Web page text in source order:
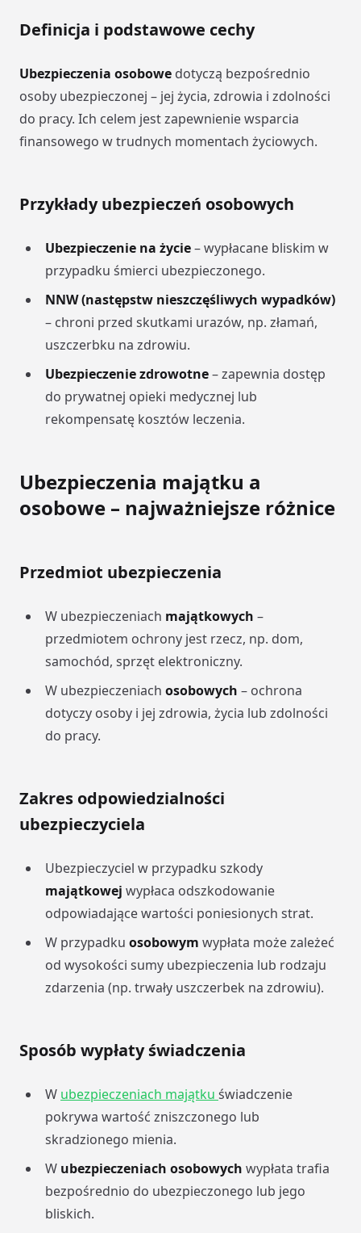
Definicja i podstawowe cechy
Ubezpieczenia osobowe dotyczą bezpośrednio
osoby ubezpieczonej – jej życia, zdrowia i zdolności
do pracy. Ich celem jest zapewnienie wsparcia
finansowego w trudnych momentach życiowych.
Przykłady ubezpieczeń osobowych
Ubezpieczenie na życie– wypłacane bliskim w
przypadku śmierci ubezpieczonego.
NNW (następstw nieszczęśliwych wypadków)
– chroni przed skutkami urazów, np. złamań,
uszczerbku na zdrowiu.
Ubezpieczenie zdrowotne– zapewnia dostęp
do prywatnej opieki medycznej lub
rekompensatę kosztów leczenia.
Ubezpieczenia majątku a
osobowe – najważniejsze różnice
Przedmiot ubezpieczenia
W ubezpieczeniach majątkowych –
przedmiotem ochrony jest rzecz, np. dom,
samochód, sprzęt elektroniczny.
W ubezpieczeniach osobowych – ochrona
dotyczy osoby i jej zdrowia, życia lub zdolności
do pracy.
Zakres odpowiedzialności
ubezpieczyciela
Ubezpieczyciel w przypadku szkody
majątkowej wypłaca odszkodowanie
odpowiadające wartości poniesionych strat.
W przypadku osobowym wypłata może zależeć
od wysokości sumy ubezpieczenia lub rodzaju
zdarzenia (np. trwały uszczerbek na zdrowiu).
Sposób wypłaty świadczenia
W ubezpieczeniach majątku świadczenie
pokrywa wartość zniszczonego lub
skradzionego mienia.
W ubezpieczeniach osobowych wypłata trafia
bezpośrednio do ubezpieczonego lub jego
bliskich.